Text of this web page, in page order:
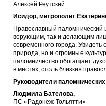
Алексей Реутский.
Исидор, митрополит
Православный
верующим, так и делающим
современного города.
природа, но и огромные
паломничество обогащает
в местах, столь близких
Руководители
Людмила Бателова,
ПС «Радонеж-Тольятти»